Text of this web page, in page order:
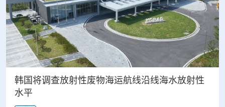
韩国将调查放射性废物海运航线沿线海水放射性
水平